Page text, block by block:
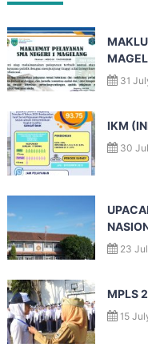
31
IKM
30
23
MPLS
15